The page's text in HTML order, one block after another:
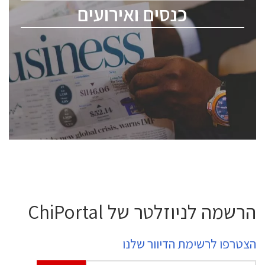
כנסים ואירועים
ChipEx2026 will be held on May 12-13, 2026. The
conference is intended for everyone involved in the
semiconductor industry, including engineers,
professional experts, and senior executives.
לחץ לפרטים
הרשמה לניוזלטר של ChiPortal
הצטרפו לרשימת הדיוור שלנו